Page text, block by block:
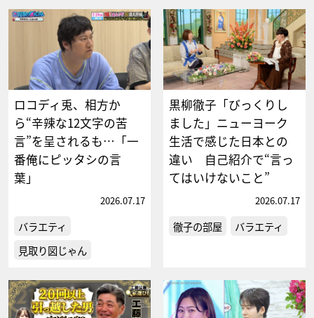
ロコディ兎、相方か
ら“辛辣な12文字の苦
言”を呈されるも…「一
番俺にピッタシの言
葉」
2026.07.17
バラエティ
見取り図じゃん
黒柳徹子「びっくりし
ました」ニューヨーク
生活で感じた日本との
違い 自己紹介で“言っ
てはいけないこと”
2026.07.17
徹子の部屋 バラエティ